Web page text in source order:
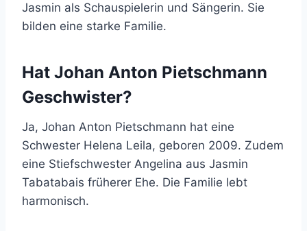
Jasmin als Schauspielerin und Sängerin. Sie
bilden eine starke Familie.
Hat Johan Anton Pietschmann
Geschwister?
Ja, Johan Anton Pietschmann hat eine
Schwester Helena Leila, geboren 2009. Zudem
eine Stiefschwester Angelina aus Jasmin
Tabatabais früherer Ehe. Die Familie lebt
harmonisch.